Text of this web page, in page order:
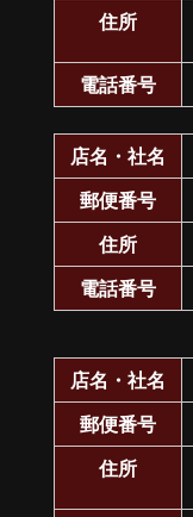
住所
電話番号
店名・社名
郵便番号
住所
電話番号
店名・社名
郵便番号
住所